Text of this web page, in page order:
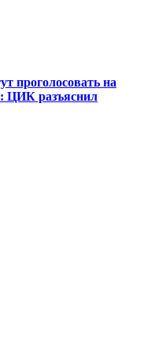
проголосовать на
ЦИК разъяснил